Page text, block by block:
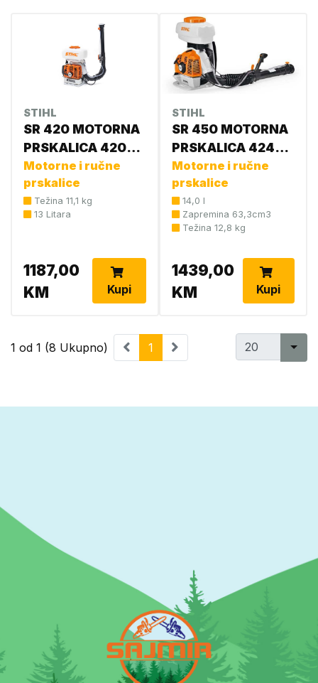
STIHL
SR 420 MOTORNA
PRSKALICA 4203
011 2619
Motorne i ručne
prskalice
Težina 11,1 kg
13 Litara
1187,00
KM
Kupi
STIHL
SR 450 MOTORNA
PRSKALICA 4244
011 2641
Motorne i ručne
prskalice
14,0 l
Zapremina 63,3cm3
Težina 12,8 kg
1439,00
KM
Kupi
1 od 1 (8 Ukupno) 1